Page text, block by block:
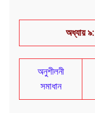
অধ্যায়
অনুশীলনী
সমাধান